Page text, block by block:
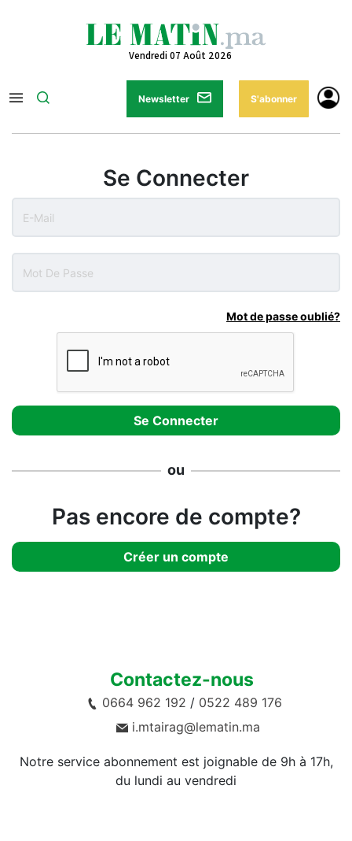
Vendredi 07 Août 2026
Newsletter S'abonner
Se Connecter
Mot de passe oublié?
ou
Pas encore de compte?
Créer un compte
Contactez-nous
0664 962 192 / 0522 489 176
i.mtairag@lematin.ma
Notre service abonnement est joignable de 9h à 17h,
du lundi au vendredi